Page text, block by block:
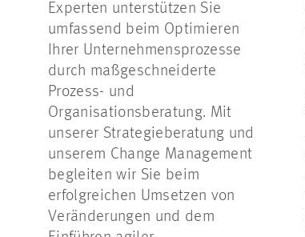
Experten unterstützen Sie
umfassend beim Optimieren
Ihrer Unternehmensprozesse
durch maßgeschneiderte
Prozess- und
Organisationsberatung. Mit
unserer Strategieberatung und
unserem Change Management
begleiten wir Sie beim
erfolgreichen Umsetzen von
Veränderungen und dem